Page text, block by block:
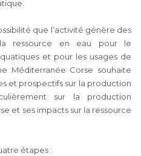
que l’activité génère des
ressource en eau pour le
et pour les usages de
Méditerranée Corse souhaite
et prospectifs sur la production
sur la production
et ses impacts sur la ressource
étapes :